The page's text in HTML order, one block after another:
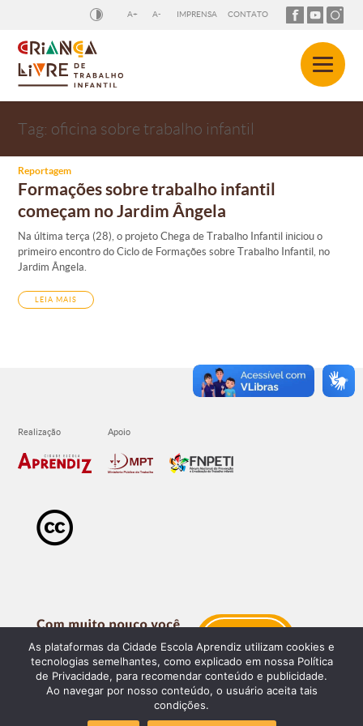
A+ A- IMPRENSA CONTATO
Tag: oficina sobre trabalho infantil
Reportagem
Formações sobre trabalho infantil
começam no Jardim Ângela
Na última terça (28), o projeto Chega de Trabalho Infantil iniciou o
primeiro encontro do Ciclo de Formações sobre Trabalho Infantil, no
Jardim Ângela.
LEIA MAIS
As plataformas da Cidade Escola Aprendiz utilizam cookies e
tecnologias semelhantes, como explicado em nossa Política
de Privacidade, para recomendar conteúdo e publicidade.
Ao navegar por nosso conteúdo, o usuário aceita tais
condições.